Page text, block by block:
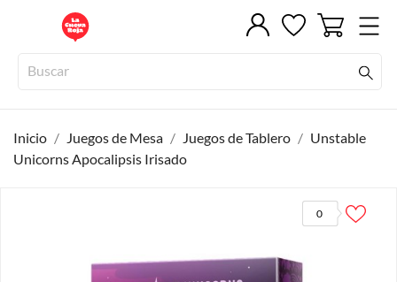
Inicio Juegos de Mesa Juegos de Tablero
Unstable
Unicorns Apocalipsis Irisado
0